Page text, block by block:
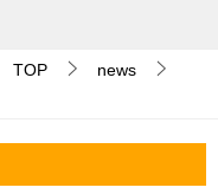
TOP
news